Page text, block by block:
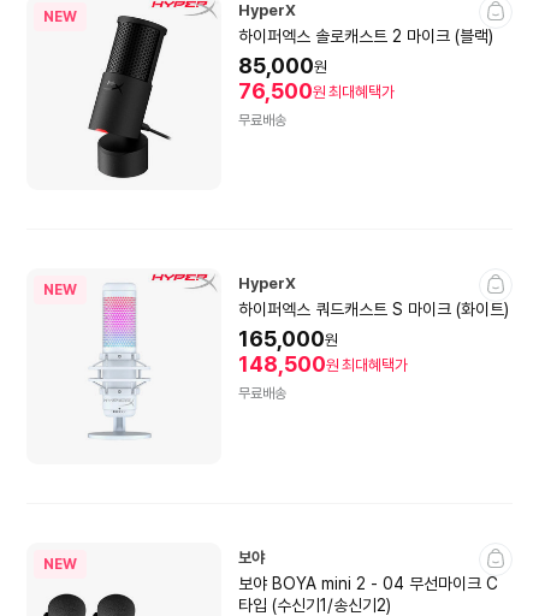
NEW HyperX
하이퍼엑스 솔로캐스트 2 마이크 (블랙)
85,000원
76,500원 최대혜택가
무료배송
NEW HyperX
하이퍼엑스 쿼드캐스트 S 마이크 (화이트)
165,000원
148,500원 최대혜택가
무료배송
NEW 보야
보야 BOYA mini 2 - 04 무선마이크 C
타입 (수신기1/송신기2)